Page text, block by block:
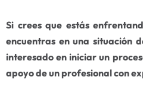
Si crees que estás
encuentras en una situación
interesado en iniciar un
apoyo de un profesional con